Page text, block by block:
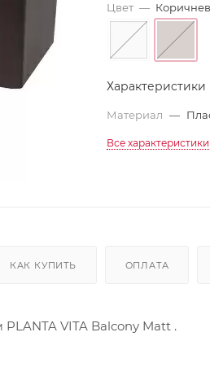
Цвет —
Характеристики
Материал —
Все характеристики
КАК КУПИТЬ ОПЛАТА
VITA Balcony Matt .